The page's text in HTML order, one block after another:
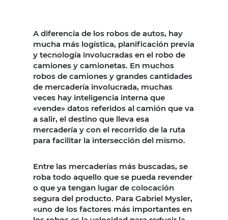
A diferencia de los robos de autos, hay
mucha más logística, planificación previa
y tecnología involucradas en el robo de
camiones y camionetas. En muchos
robos de camiones y grandes cantidades
de mercadería involucrada, muchas
veces hay inteligencia interna que
«vende» datos referidos al camión que va
a salir, el destino que lleva esa
mercadería y con el recorrido de la ruta
para facilitar la intersección del mismo.
Entre las mercaderías más buscadas, se
roba todo aquello que se pueda revender
o que ya tengan lugar de colocación
segura del producto. Para Gabriel Mysler,
«uno de los factores más importantes en